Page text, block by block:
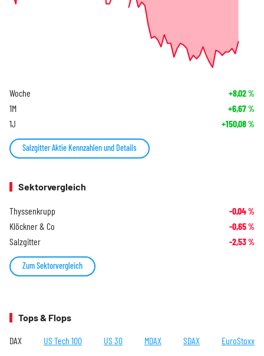
Woche +8,02%
1M +6,67%
1J +150,08%
Salzgitter Aktie Kennzahlen und Details
Sektorvergleich
Thyssenkrupp -0,04%
Klöckner & Co -0,65%
Salzgitter -2,53%
Zum Sektorvergleich
Tops & Flops
DAX US Tech 100 US 30 MDAX SDAX EuroStoxx